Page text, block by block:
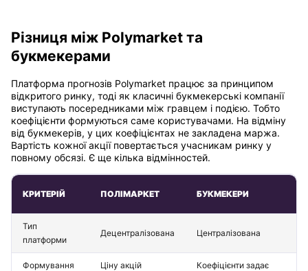
Різниця між Polymarket та
букмекерами
Платформа прогнозів Polymarket працює за принципом
відкритого ринку, тоді як класичні букмекерські компанії
виступають посередниками між гравцем і подією. Тобто
коефіцієнти формуються саме користувачами. На відміну
від букмекерів, у цих коефіцієнтах не закладена маржа.
Вартість кожної акції повертається учасникам ринку у
повному обсязі. Є ще кілька відмінностей.
КРИТЕРІЙ ПОЛІМАРКЕТ БУКМЕКЕРИ
Тип
платформи
Децентралізована Централізована
Формування
Ціну акцій
Коефіцієнти задає